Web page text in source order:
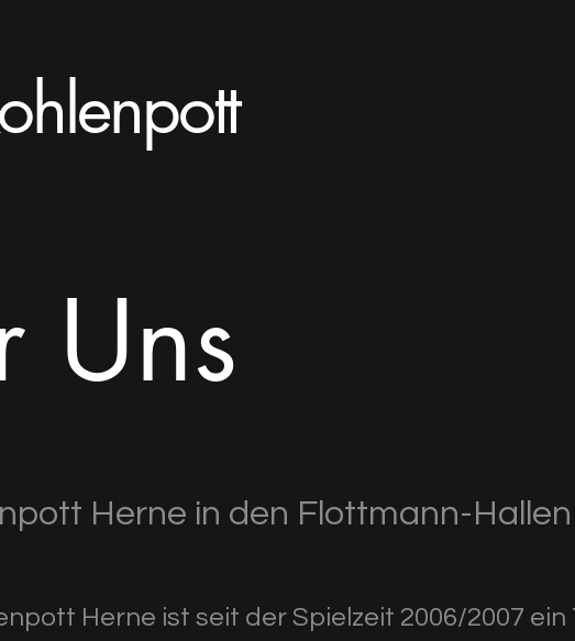
Uns
Herne in den Flottmann-Hallen
Herne ist seit der Spielzeit 2006/2007